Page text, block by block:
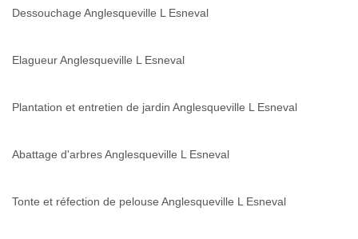
Dessouchage Anglesqueville L Esneval
Elagueur Anglesqueville L Esneval
Plantation et entretien de jardin Anglesqueville L Esneval
Abattage d'arbres Anglesqueville L Esneval
Tonte et réfection de pelouse Anglesqueville L Esneval